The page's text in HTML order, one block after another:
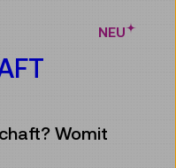
NEU
Womit